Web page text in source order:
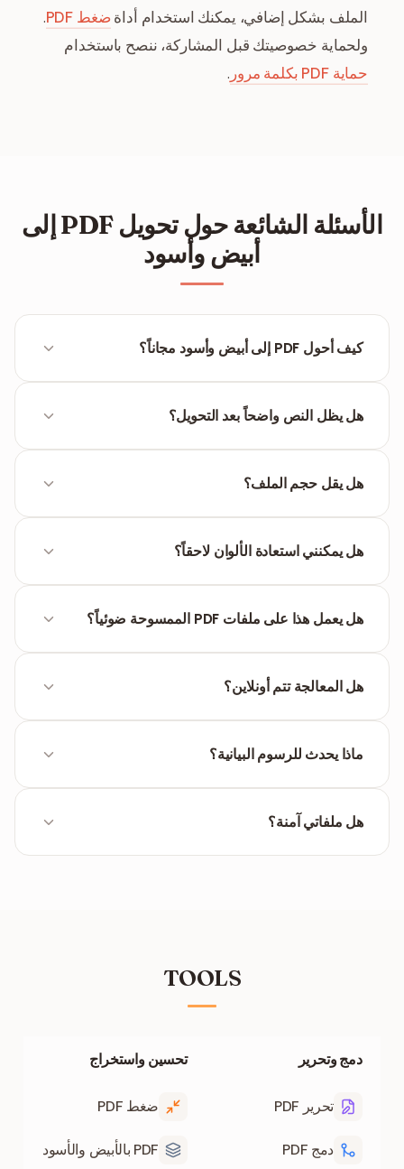
الملف بشكل إضافي، يمكنك استخدام أداةضغط PDF
.
ولحماية خصوصيتك قبل المشاركة، ننصح باستخدام
حماية PDF بكلمة مرور
.
الأسئلة الشائعة حول تحويل PDF إلى
أبيض وأسود
كيف أحول PDF إلى أبيض وأسود مجاناً؟
الأداة مجانية وتعمل مباشرة في المتصفح.
هل يظل النص واضحاً بعد التحويل؟
الألوان إلى تدرجات رمادي تحافظ على التباين لسهولة
هل يقل حجم الملف؟
المستندات التي تحتوي على صور كثيرة.
هل يمكنني استعادة الألوان لاحقاً؟
أصلية ملونة كاحتياطي.
هل يعمل هذا على ملفات PDF الممسوحة ضوئياً؟
رمادي بشكل مباشر تماماً مثل المستندات الرقمية.
هل المعالجة تتم أونلاين؟
الأجهزة (ويندوز، ماك، آيفون، وأندرويد).
ماذا يحدث للرسوم البيانية؟
على إمكانية فهم الرسوم البيانية.
هل ملفاتي آمنة؟
TOOLS
دمج وتحرير
تحرير PDF
دمج PDF
تحسين واستخراج
ضغط PDF
PDF بالأبيض والأسود